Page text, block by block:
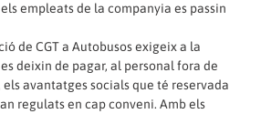
empleats de la companyia es passin
de CGT a Autobusos exigeix ​​a la
deixin de pagar, al personal fora de
avantatges socials que té reservada
regulats en cap conveni. Amb els